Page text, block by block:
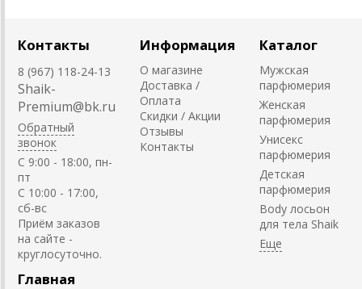
Контакты
8 (967) 118-24-13
Shaik-
Premium@bk.ru
Обратный
звонок
C 9:00 - 18:00, пн-
пт
С 10:00 - 17:00,
сб-вс
Приём заказов
на сайте -
круглосуточно.
Информация
О магазине
Доставка /
Оплата
Скидки / Акции
Отзывы
Контакты
Каталог
Мужская
парфюмерия
Женская
парфюмерия
Унисекс
парфюмерия
Детская
парфюмерия
Body лосьон
для тела Shaik
Главная